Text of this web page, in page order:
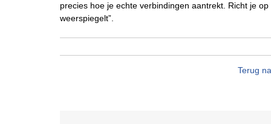
precies hoe je echte verbindingen aantrekt. Richt je
weerspiegelt”.
Terug